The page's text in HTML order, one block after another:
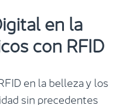
en la
con RFID
en la belleza y los
sin precedentes